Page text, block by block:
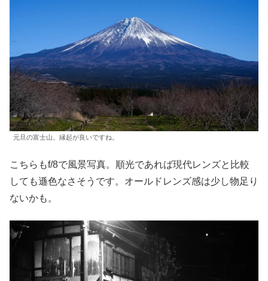
元旦の富士山。縁起が良いですね。
こちらもf/8で風景写真。順光であれば現代レンズと比較
しても遜色なさそうです。オールドレンズ感は少し物足り
ないかも。